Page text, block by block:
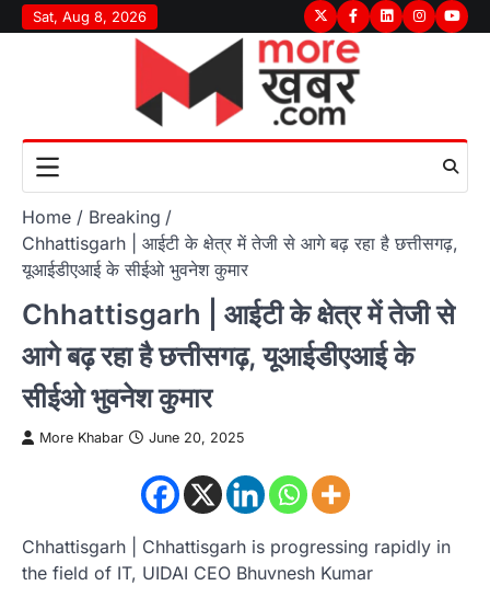
Skip
to
Sat, Aug 8, 2026 TwitterFacebook
LinkedInInstagram
Home
Breaking
Chhattisgarh | आईटी के क्षेत्र में तेजी से आगे बढ़ रहा है छत्तीसगढ़,
यूआईडीएआई के सीईओ भुवनेश कुमार
Chhattisgarh | आईटी के क्षेत्र में तेजी से
आगे बढ़ रहा है छत्तीसगढ़, यूआईडीएआई के
सीईओ भुवनेश कुमार
More Khabar June 20, 2025
Chhattisgarh | Chhattisgarh is progressing rapidly in
the field of IT, UIDAI CEO Bhuvnesh Kumar